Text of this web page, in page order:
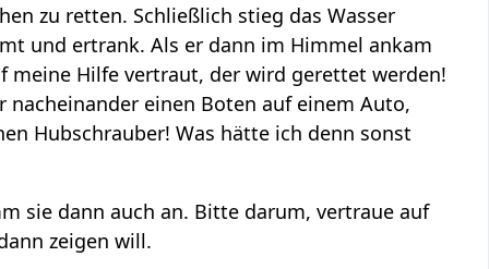
zu retten. Schließlich stieg das Wasser
und ertrank. Als er dann im Himmel ankam
meine Hilfe vertraut, der wird gerettet werden!
einen Boten auf einem Auto,
Hubschrauber! Was hätte ich denn sonst
sie dann auch an. Bitte darum, vertraue auf
zeigen will.